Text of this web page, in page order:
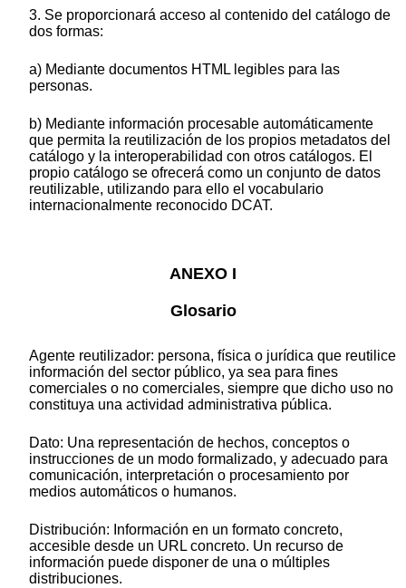
3. Se proporcionará acceso al contenido del catálogo de
dos formas:
a) Mediante documentos HTML legibles para las
personas.
b) Mediante información procesable automáticamente
que permita la reutilización de los propios metadatos del
catálogo y la interoperabilidad con otros catálogos. El
propio catálogo se ofrecerá como un conjunto de datos
reutilizable, utilizando para ello el vocabulario
internacionalmente reconocido DCAT.
ANEXO I
Glosario
Agente reutilizador: persona, física o jurídica que reutilice
información del sector público, ya sea para fines
comerciales o no comerciales, siempre que dicho uso no
constituya una actividad administrativa pública.
Dato: Una representación de hechos, conceptos o
instrucciones de un modo formalizado, y adecuado para
comunicación, interpretación o procesamiento por
medios automáticos o humanos.
Distribución: Información en un formato concreto,
accesible desde un URL concreto. Un recurso de
información puede disponer de una o múltiples
distribuciones.